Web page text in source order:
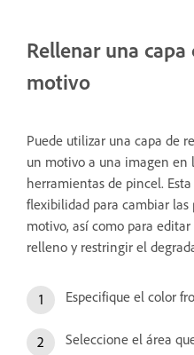
Rellenar una
motivo
Puede utilizar una capa de
un motivo a una imagen en
herramientas de pincel.
flexibilidad para cambiar
motivo, así como para
relleno y restringir el
Especifique el color
Seleccione el área